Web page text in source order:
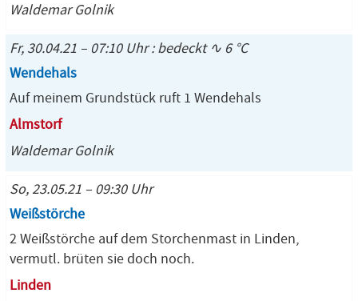
Waldemar Golnik
Fr, 30.04.21 – 07:10 Uhr : bedeckt ∿ 6 °C
Wendehals
Auf meinem Grundstück ruft 1 Wendehals
Almstorf
Waldemar Golnik
So, 23.05.21 – 09:30 Uhr
Weißstörche
2 Weißstörche auf dem Storchenmast in Linden,
vermutl. brüten sie doch noch.
Linden